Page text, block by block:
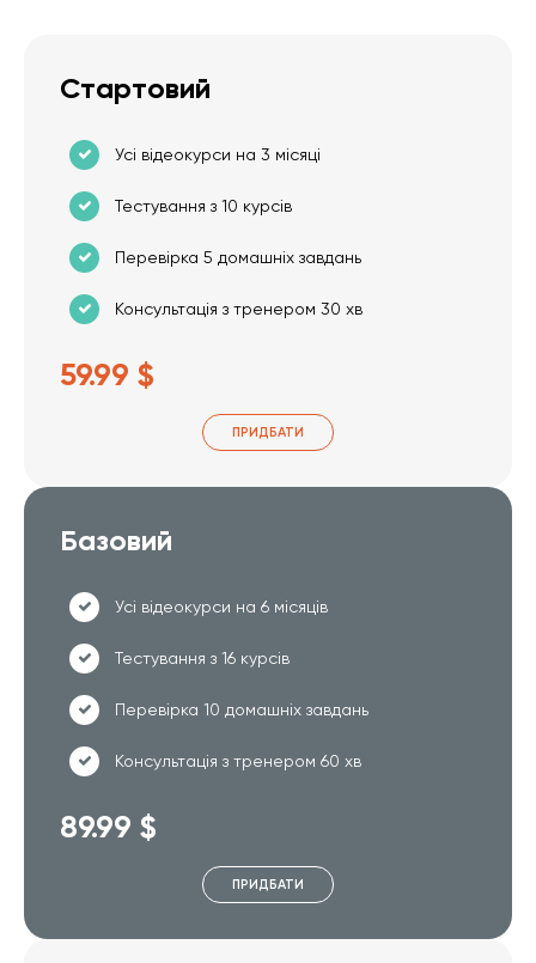
Стартовий
Усі відеокурси на 3 місяці
Тестування з 10 курсів
Перевірка 5 домашніх завдань
Консультація з тренером 30 хв
59.99 $
ПРИДБАТИ
Базовий
Усі відеокурси на 6 місяців
Тестування з 16 курсів
Перевірка 10 домашніх завдань
Консультація з тренером 60 хв
89.99 $
ПРИДБАТИ